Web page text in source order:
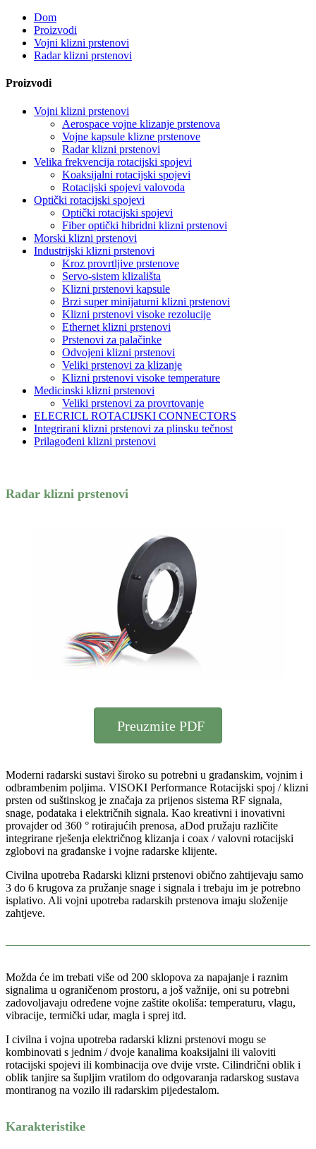
Dom
Proizvodi
Vojni klizni prstenovi
Radar klizni prstenovi
Proizvodi
Vojni klizni prstenovi
Aerospace vojne klizanje prstenova
Vojne kapsule klizne prstenove
Radar klizni prstenovi
Velika frekvencija rotacijski spojevi
Koaksijalni rotacijski spojevi
Rotacijski spojevi valovoda
Optički rotacijski spojevi
Optički rotacijski spojevi
Fiber optički hibridni klizni prstenovi
Morski klizni prstenovi
Industrijski klizni prstenovi
Kroz provrtljive prstenove
Servo-sistem klizališta
Klizni prstenovi kapsule
Brzi super minijaturni klizni prstenovi
Klizni prstenovi visoke rezolucije
Ethernet klizni prstenovi
Prstenovi za palačinke
Odvojeni klizni prstenovi
Veliki prstenovi za klizanje
Klizni prstenovi visoke temperature
Medicinski klizni prstenovi
Veliki prstenovi za provrtovanje
ELECRICL ROTACIJSKI CONNECTORS
Integrirani klizni prstenovi za plinsku tečnost
Prilagođeni klizni prstenovi
Radar klizni prstenovi
Preuzmite PDF
Moderni radarski sustavi široko su potrebni u građanskim, vojnim i
odbrambenim poljima. VISOKI Performance Rotacijski spoj / klizni
prsten od suštinskog je značaja za prijenos sistema RF signala,
snage, podataka i električnih signala. Kao kreativni i inovativni
provajder od 360 ° rotirajućih prenosa, aDod pružaju različite
integrirane rješenja električnog klizanja i coax / valovni rotacijski
zglobovi na građanske i vojne radarske klijente.
Civilna upotreba Radarski klizni prstenovi obično zahtijevaju samo
3 do 6 krugova za pružanje snage i signala i trebaju im je potrebno
isplativo. Ali vojni upotreba radarskih prstenova imaju složenije
zahtjeve.
Možda će im trebati više od 200 sklopova za napajanje i raznim
signalima u ograničenom prostoru, a još važnije, oni su potrebni
zadovoljavaju određene vojne zaštite okoliša: temperaturu, vlagu,
vibracije, termički udar, magla i sprej itd.
I civilna i vojna upotreba radarski klizni prstenovi mogu se
kombinovati s jednim / dvoje kanalima koaksijalni ili valoviti
rotacijski spojevi ili kombinacija ove dvije vrste. Cilindrični oblik i
oblik tanjire sa šupljim vratilom do odgovaranja radarskog sustava
montiranog na vozilo ili radarskim pijedestalom.
Karakteristike